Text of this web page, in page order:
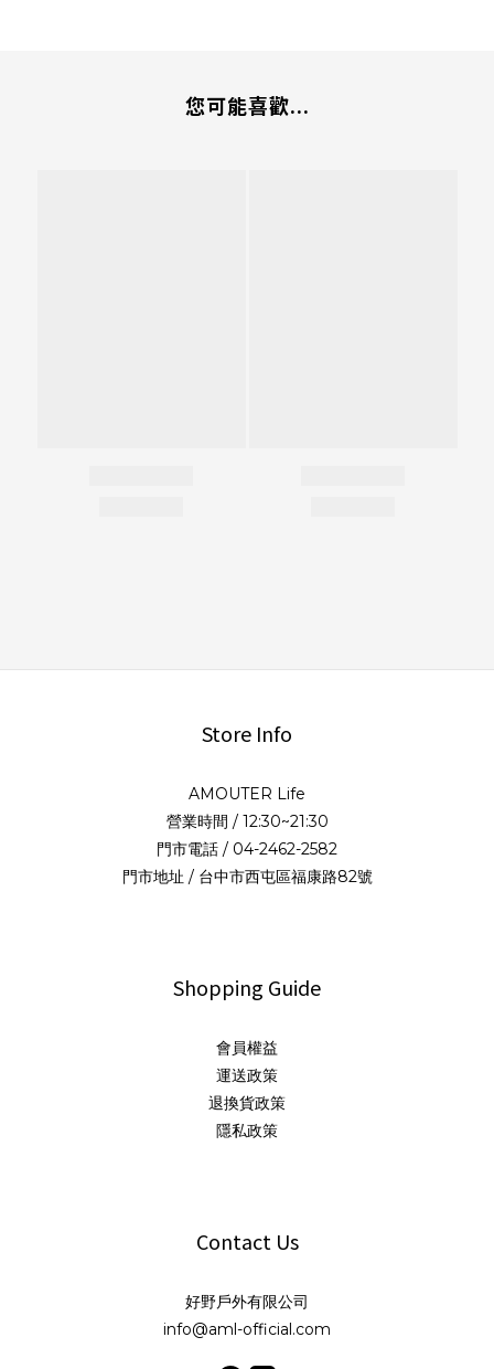
您可能喜歡...
Store Info
AMOUTER Life
營業時間 / 12:30~21:30
門市電話 / 04-2462-2582
門市地址 / 台中市西屯區福康路82號
Shopping Guide
會員權益
運送政策
退換貨政策
隱私政策
Contact Us
好野戶外有限公司
info@aml-official.com